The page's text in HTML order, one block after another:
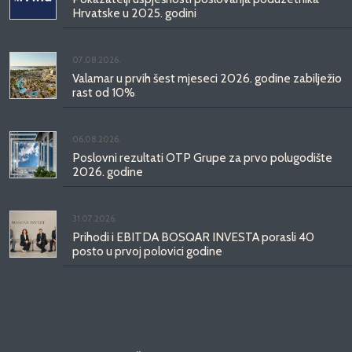
Hrvatske u 2025. godini
07.08.2026.
Valamar u prvih šest mjeseci 2026. godine zabilježio
rast od 10%
06.08.2026.
Poslovni rezultati OTP Grupe za prvo polugodište
2026. godine
31.07.2026.
Prihodi i EBITDA BOSQAR INVESTA porasli 40
posto u prvoj polovici godine